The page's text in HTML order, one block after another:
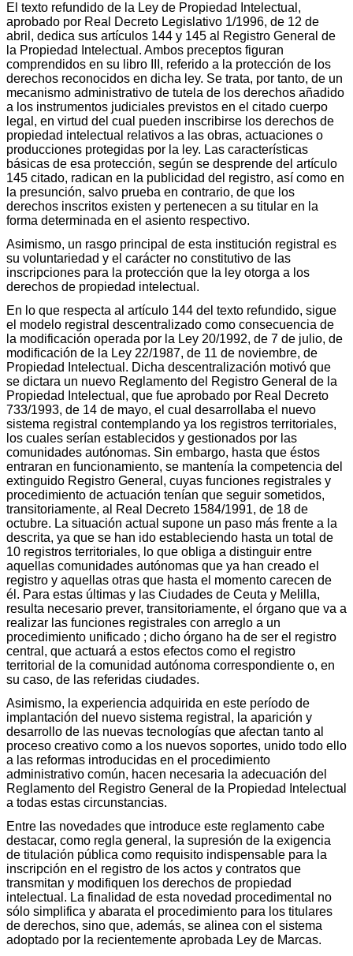
El texto refundido de la Ley de Propiedad Intelectual,
aprobado por Real Decreto Legislativo 1/1996, de 12 de
abril, dedica sus artículos 144 y 145 al Registro General de
la Propiedad Intelectual. Ambos preceptos figuran
comprendidos en su libro III, referido a la protección de los
derechos reconocidos en dicha ley. Se trata, por tanto, de un
mecanismo administrativo de tutela de los derechos añadido
a los instrumentos judiciales previstos en el citado cuerpo
legal, en virtud del cual pueden inscribirse los derechos de
propiedad intelectual relativos a las obras, actuaciones o
producciones protegidas por la ley. Las características
básicas de esa protección, según se desprende del artículo
145 citado, radican en la publicidad del registro, así como en
la presunción, salvo prueba en contrario, de que los
derechos inscritos existen y pertenecen a su titular en la
forma determinada en el asiento respectivo.
Asimismo, un rasgo principal de esta institución registral es
su voluntariedad y el carácter no constitutivo de las
inscripciones para la protección que la ley otorga a los
derechos de propiedad intelectual.
En lo que respecta al artículo 144 del texto refundido, sigue
el modelo registral descentralizado como consecuencia de
la modificación operada por la Ley 20/1992, de 7 de julio, de
modificación de la Ley 22/1987, de 11 de noviembre, de
Propiedad Intelectual. Dicha descentralización motivó que
se dictara un nuevo Reglamento del Registro General de la
Propiedad Intelectual, que fue aprobado por Real Decreto
733/1993, de 14 de mayo, el cual desarrollaba el nuevo
sistema registral contemplando ya los registros territoriales,
los cuales serían establecidos y gestionados por las
comunidades autónomas. Sin embargo, hasta que éstos
entraran en funcionamiento, se mantenía la competencia del
extinguido Registro General, cuyas funciones registrales y
procedimiento de actuación tenían que seguir sometidos,
transitoriamente, al Real Decreto 1584/1991, de 18 de
octubre. La situación actual supone un paso más frente a la
descrita, ya que se han ido estableciendo hasta un total de
10 registros territoriales, lo que obliga a distinguir entre
aquellas comunidades autónomas que ya han creado el
registro y aquellas otras que hasta el momento carecen de
él. Para estas últimas y las Ciudades de Ceuta y Melilla,
resulta necesario prever, transitoriamente, el órgano que va a
realizar las funciones registrales con arreglo a un
procedimiento unificado ; dicho órgano ha de ser el registro
central, que actuará a estos efectos como el registro
territorial de la comunidad autónoma correspondiente o, en
su caso, de las referidas ciudades.
Asimismo, la experiencia adquirida en este período de
implantación del nuevo sistema registral, la aparición y
desarrollo de las nuevas tecnologías que afectan tanto al
proceso creativo como a los nuevos soportes, unido todo ello
a las reformas introducidas en el procedimiento
administrativo común, hacen necesaria la adecuación del
Reglamento del Registro General de la Propiedad Intelectual
a todas estas circunstancias.
Entre las novedades que introduce este reglamento cabe
destacar, como regla general, la supresión de la exigencia
de titulación pública como requisito indispensable para la
inscripción en el registro de los actos y contratos que
transmitan y modifiquen los derechos de propiedad
intelectual. La finalidad de esta novedad procedimental no
sólo simplifica y abarata el procedimiento para los titulares
de derechos, sino que, además, se alinea con el sistema
adoptado por la recientemente aprobada Ley de Marcas.